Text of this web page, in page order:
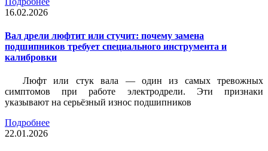
16.02.2026
Вал дрели люфтит или стучит: почему замена
подшипников требует специального инструмента и
калибровки
Люфт или стук вала — один из самых тревожных
симптомов при работе электродрели. Эти признаки
указывают на серьёзный износ подшипников
Подробнее
22.01.2026